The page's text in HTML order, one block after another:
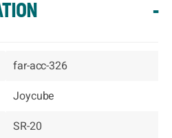
-
far-acc-326
Joycube
SR-20